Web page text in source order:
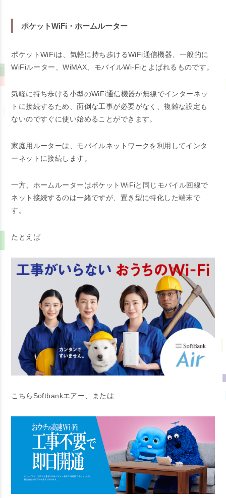
ポケットWiFi・ホームルーター
ポケットWiFiは、気軽に持ち歩けるWiFi通信機器、一般的に
WiFiルーター、WiMAX、モバイルWi-Fiとよばれるものです。
気軽に持ち歩ける小型のWiFi通信機器が無線でインターネッ
トに接続するため、面倒な工事が必要がなく、複雑な設定も
ないのですぐに使い始めることができます。
家庭用ルーターは、モバイルネットワークを利用してインタ
ーネットに接続します。
一方、ホームルーターはポケットWiFiと同じモバイル回線で
ネット接続するのは一緒ですが、置き型に特化した端末で
す。
たとえば
こちらSoftbankエアー、または